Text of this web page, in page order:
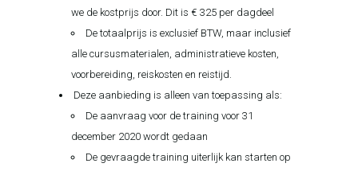
we de kostprijs door. Dit is € 325 per dagdeel
De totaalprijs is exclusief BTW, maar inclusief
alle cursusmaterialen, administratieve kosten,
voorbereiding, reiskosten en reistijd.
Deze aanbieding is alleen van toepassing als:
De aanvraag voor de training voor 31
december 2020 wordt gedaan
De gevraagde training uiterlijk kan starten op